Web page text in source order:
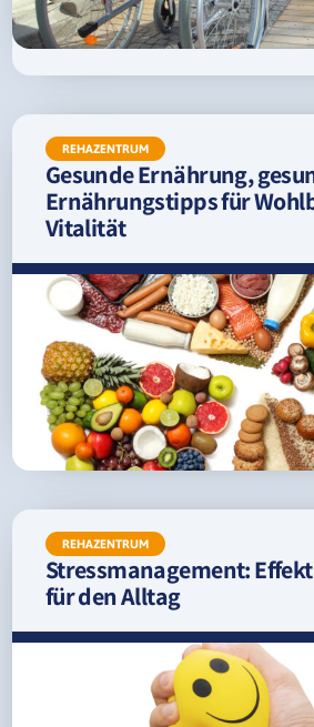
REHAZENTRUM
Gesunde Ernährung,
Ernährungstipps für
Vitalität
REHAZENTRUM
Stressmanagement:
für den Alltag